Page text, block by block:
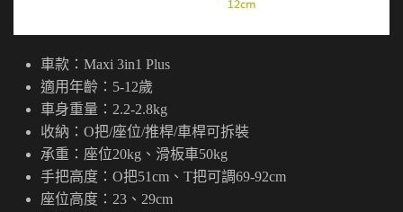
車款：Maxi 3in1 Plus
適用年齡：5-12歲
車身重量：2.2-2.8kg
收納：O把/座位/推桿/車桿可拆裝
承重：座位20kg、滑板車50kg
手把高度：O把51cm、T把可調69-92cm
座位高度：23、29cm